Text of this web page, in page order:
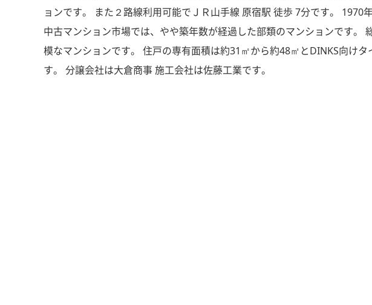
ョンです。 また２路線利用可能でＪＲ山手線 原宿駅 徒歩 7分です。 1970
中古マンション市場では、やや築年数が経過した部類のマンションです。
模なマンションです。 住戸の専有面積は約31㎡から約48㎡とDINKS向けタ
す。 分譲会社は大倉商事 施工会社は佐藤工業です。